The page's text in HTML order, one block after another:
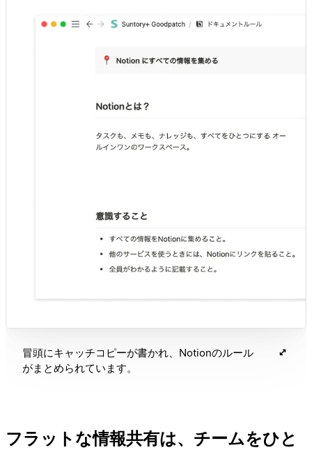
冒頭にキャッチコピーが書かれ、Notionのルール
がまとめられています。
フラットな情報共有は、チームをひと